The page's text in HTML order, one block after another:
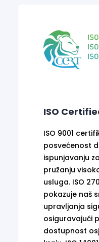
ISO
ISO 9001
posvećenost
ispunjavanju
pružanju
usluga. ISO
pokazuje naš
upravljanja
osiguravajući
dostupnost